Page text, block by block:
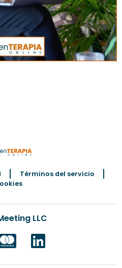
Términos del servicio
LLC